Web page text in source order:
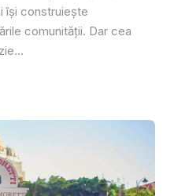
își construiește
comunității. Dar cea